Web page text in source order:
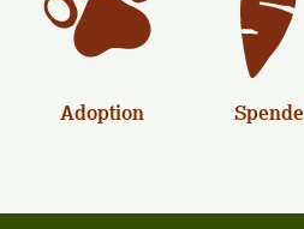
Adoption Spende